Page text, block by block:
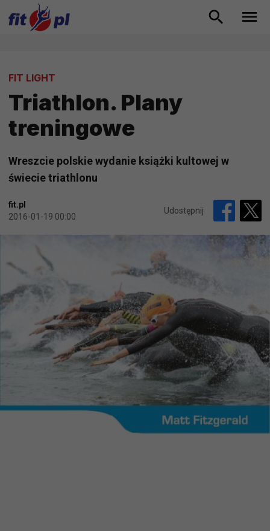
FIT LIGHT
Triathlon. Plany
treningowe
Wreszcie polskie wydanie książki kultowej w
świecie triathlonu
fit.pl
2016-01-19 00:00
Udostępnij